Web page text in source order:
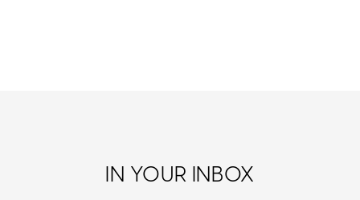
IN YOUR INBOX